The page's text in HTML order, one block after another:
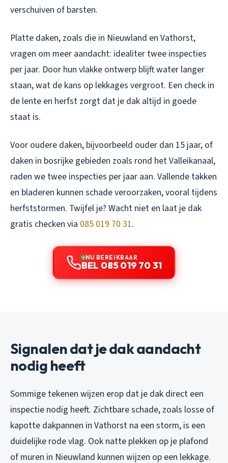
verschuiven of barsten.
Platte daken, zoals die in Nieuwland en Vathorst,
vragen om meer aandacht: idealiter twee inspecties
per jaar. Door hun vlakke ontwerp blijft water langer
staan, wat de kans op lekkages vergroot. Een check in
de lente en herfst zorgt dat je dak altijd in goede
staat is.
Voor oudere daken, bijvoorbeeld ouder dan 15 jaar, of
daken in bosrijke gebieden zoals rond het Valleikanaal,
raden we twee inspecties per jaar aan. Vallende takken
en bladeren kunnen schade veroorzaken, vooral tijdens
herfststormen. Twijfel je? Wacht niet en laat je dak
gratis checken via 085 019 70 31.
NU BEREIKBAAR
BEL 085 019 70 31
Signalen dat je dak aandacht
nodig heeft
Sommige tekenen wijzen erop dat je dak direct een
inspectie nodig heeft. Zichtbare schade, zoals losse of
kapotte dakpannen in Vathorst na een storm, is een
duidelijke rode vlag. Ook natte plekken op je plafond
of muren in Nieuwland kunnen wijzen op een lekkage.